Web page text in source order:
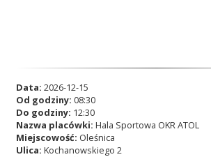
RCKiK
Data: 2026-12-15
Od godziny: 08:30
Do godziny: 12:30
Nazwa placówki: Hala Sportowa OKR ATOL
Miejscowość: Oleśnica
Ulica: Kochanowskiego 2